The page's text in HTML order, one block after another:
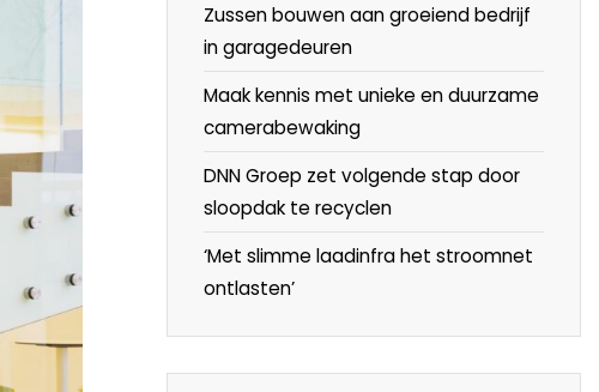
Zussen bouwen aan groeiend bedrijf
in garagedeuren
Maak kennis met unieke en duurzame
camerabewaking
DNN Groep zet volgende stap door
sloopdak te recyclen
‘Met slimme laadinfra het stroomnet
ontlasten’